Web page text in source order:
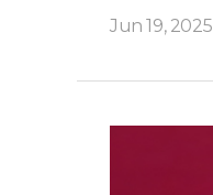
Jun 19, 2025